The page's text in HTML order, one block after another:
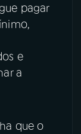
pagar
e
a
que o